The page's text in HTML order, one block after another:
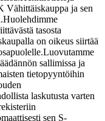
Vähittäiskauppa ja sen
Huolehdimme
tasosta
on oikeus siirtää
Luovutamme
sallimissa ja
tietopyyntöihin
laskutusta varten
sen S-